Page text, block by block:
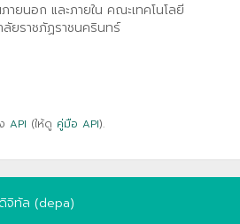
ยนอก และภายใน คณะเทคโนโลยี
ยราชภัฏราชนครินทร์
API (ให้ดู คู่มือ API).
จิทัล (depa)